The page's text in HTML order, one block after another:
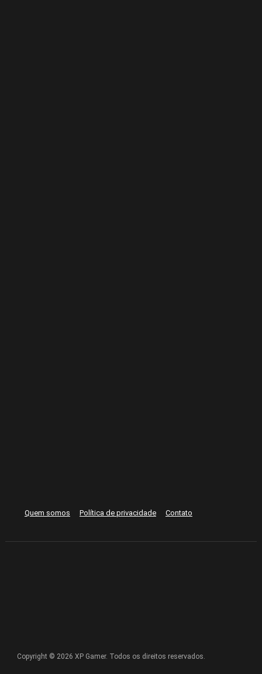
Quem somos Política de privacidade Contato
Copyright © 2026 XP Gamer. Todos os direitos reservados.